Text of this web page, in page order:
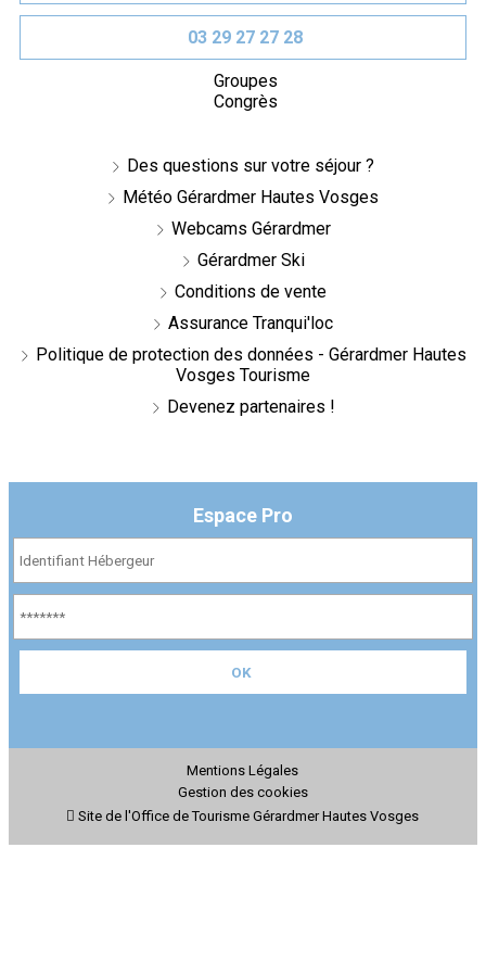
03 29 27 27 28
Groupes
Congrès
Des questions sur votre séjour ?
Météo Gérardmer Hautes Vosges
Webcams Gérardmer
Gérardmer Ski
Conditions de vente
Assurance Tranqui'loc
Politique de protection des données - Gérardmer Hautes
Vosges Tourisme
Devenez partenaires !
Espace Pro
Mentions Légales
Gestion des cookies
Site de l'Office de Tourisme Gérardmer Hautes Vosges